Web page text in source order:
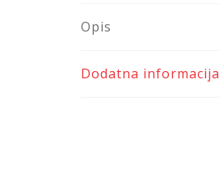
Opis
Dodatna informacija